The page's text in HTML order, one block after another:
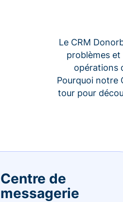
Le CRM
problèmes
opérations
Pourquoi notre
tour pour
Centre de
messagerie